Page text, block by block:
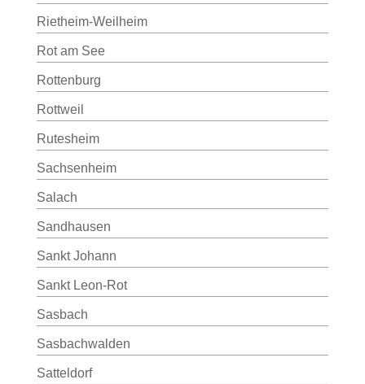
Rietheim-Weilheim
Rot am See
Rottenburg
Rottweil
Rutesheim
Sachsenheim
Salach
Sandhausen
Sankt Johann
Sankt Leon-Rot
Sasbach
Sasbachwalden
Satteldorf